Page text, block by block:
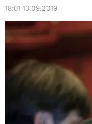
18:01 13.09.2019